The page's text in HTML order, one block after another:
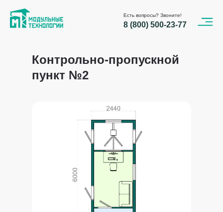
Есть вопросы? Звоните!
8 (800) 500-23-77
Контрольно-пропускной
пункт №2